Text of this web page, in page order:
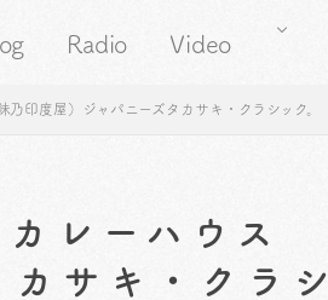
Radio Video
印度屋）ジャパニーズタカサキ・クラシック。
レーハウス
サキ・クラシ